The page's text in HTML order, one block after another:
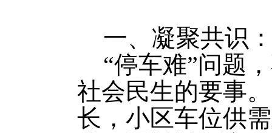
一、凝聚共识
“停车难”问题
社会民生的要事
长，小区车位供